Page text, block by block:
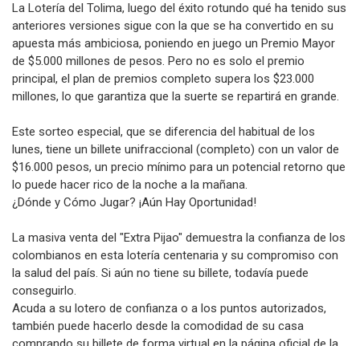
La Lotería del Tolima, luego del éxito rotundo qué ha tenido sus
anteriores versiones sigue con la que se ha convertido en su
apuesta más ambiciosa, poniendo en juego un Premio Mayor
de $5.000 millones de pesos. Pero no es solo el premio
principal, el plan de premios completo supera los $23.000
millones, lo que garantiza que la suerte se repartirá en grande.
Este sorteo especial, que se diferencia del habitual de los
lunes, tiene un billete unifraccional (completo) con un valor de
$16.000 pesos, un precio mínimo para un potencial retorno que
lo puede hacer rico de la noche a la mañana.
¿Dónde y Cómo Jugar? ¡Aún Hay Oportunidad!
La masiva venta del "Extra Pijao" demuestra la confianza de los
colombianos en esta lotería centenaria y su compromiso con
la salud del país. Si aún no tiene su billete, todavía puede
conseguirlo.
Acuda a su lotero de confianza o a los puntos autorizados,
también puede hacerlo desde la comodidad de su casa